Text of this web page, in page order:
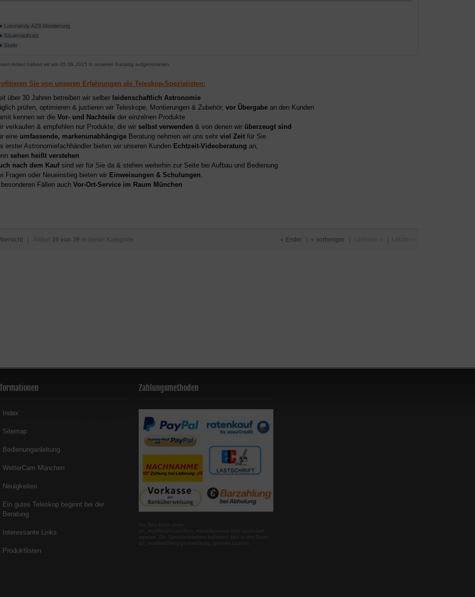
♦ Losmandy AZ8 Montierung
♦ Säulenaufsatz
♦ Stativ
Artikel haben wir am 05.09.2015 in unseren Katalog aufgenommen.
Sie von unseren Erfahrungen als Teleskop-Spezialisten:
über 30 Jahren betreiben wir selber leidenschaftlich Astronomie
prüfen, optimieren & justieren wir Teleskope, Montierungen & Zubehör, vor Übergabe an den Kunden
kennen wir die Vor- und Nachteile der einzelnen Produkte
verkaufen & empfehlen nur Produkte, die wir selbst verwenden & von denen wir überzeugt sind
eine umfassende, markenunabhängige Beratung nehmen wir uns sehr viel Zeit für Sie
erster Astronomiefachhändler bieten wir unseren Kunden Echtzeit-Videoberatung an,
sehen heißt verstehen
nach dem Kaufsind wir für Sie da & stehen weiterhin zur Seite bei Aufbau und Bedienung
Fragen oder Neueinstieg bieten wir Einweisungen & Schulungen
besonderen Fällen auch Vor-Ort-Service im Raum München
| Artikel 39 von 39 in dieser Kategorie « Erster | « vorheriger | |
Index
Sitemap
Bedienunganleitung
WetterCam München
Neuigkeiten
Ein gutes Teleskop beginnt bei der
Beratung
Interessante Links
Produktlisten
Zahlungsmethoden
Die Box kann unter
tpl_modified/boxes/box_miscellaneous.html verändert
werden. Die Sprachvariablen befinden sich in der Datei